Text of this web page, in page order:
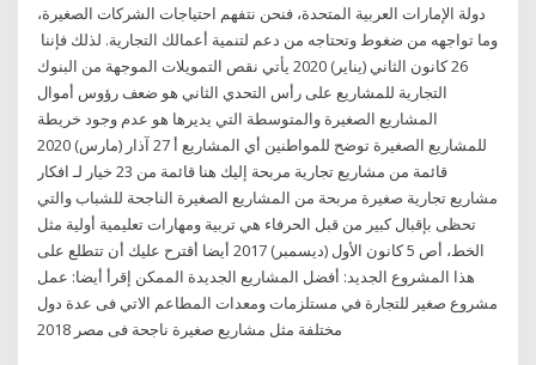
دولة الإمارات العربية المتحدة، فنحن نتفهم احتياجات الشركات الصغيرة،
وما تواجهه من ضغوط وتحتاجه من دعم لتنمية أعمالك التجارية. لذلك فإننا
26 كانون الثاني (يناير) 2020 يأتي نقص التمويلات الموجهة من البنوك
التجارية للمشاريع على رأس التحدي الثاني هو ضعف رؤوس أموال
المشاريع الصغيرة والمتوسطة التي يديرها هو عدم وجود خريطة
للمشاريع الصغيرة توضح للمواطنين أي المشاريع أ 27 آذار (مارس) 2020
قائمة من مشاريع تجارية مربحة إليك هنا قائمة من 23 خيار لـ افكار
مشاريع تجارية صغيرة مربحة من المشاريع الصغيرة الناجحة للشباب والتي
تحظى بإقبال كبير من قبل الحرفاء هي تربية ومهارات تعليمية أولية مثل
الخط، أص 5 كانون الأول (ديسمبر) 2017 أيضا أقترح عليك أن تتطلع على
هذا المشروع الجديد: أفضل المشاريع الجديدة الممكن إقرأ أيضا: عمل
مشروع صغير للتجارة في مستلزمات ومعدات المطاعم الاتي فى عدة دول
مختلفة مثل مشاريع صغيرة ناجحة فى مصر 2018